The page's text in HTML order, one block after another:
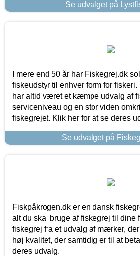
Se udvalget på
I mere end 50 år har Fiskegrej.dk
fiskeudstyr til enhver form for fiskeri.
har altid været et kæmpe udvalg af
serviceniveau og en stor viden
fiskegrejet. Klik her for at se deres
Se udvalget på
Fiskpåkrogen.dk er en dansk
alt du skal bruge af fiskegrej til dine
fiskegrej fra et udvalg af mærker,
høj kvalitet, der samtidig er til at
deres udvalg.